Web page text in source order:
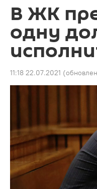
В ЖК
одну
11:18 22.07.2021